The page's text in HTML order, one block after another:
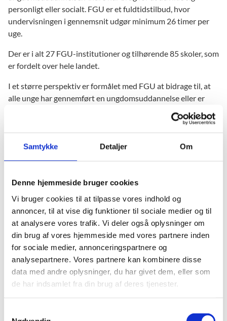
Samtykke Detaljer Om
Denne hjemmeside bruger cookies
Vi bruger cookies til at tilpasse vores indhold og
annoncer, til at vise dig funktioner til sociale medier og til
at analysere vores trafik. Vi deler også oplysninger om
din brug af vores hjemmeside med vores partnere inden
for sociale medier, annonceringspartnere og
analysepartnere. Vores partnere kan kombinere disse
data med andre oplysninger, du har givet dem, eller som
de har indsamlet fra din brug af deres tjenester.
personligt eller socialt. FGU er et fuldtidstilbud, hvor
undervisningen i gennemsnit udgør minimum 26 timer per
uge.
Der er i alt 27 FGU-institutioner og tilhørende 85 skoler, som
er fordelt over hele landet.
I et større perspektiv er formålet med FGU at bidrage til, at
alle unge har gennemført en ungdomsuddannelse eller er
Tre spor
FGU består af tre spor: almen grunduddannelse (agu),
erhvervsgrunduddannelse (egu). Derudover er der basis, som
er kendetegnet ved hold med mulighed for løbende optag,
mens sporene er kendetegnet ved stabile hold med kun to
årlige optag. En elev, der indskrives mellem de to årlige optag
på de tre uddannelsesspor, skal derfor begynde på basis.
Agu er til den unge, der gerne vil have adgang til en
erhvervsuddannelse eller en gymnasial uddannelse,
eksempelvis den 2-årige HF. Agu indeholder praksisrettet
virkelighedsnært.